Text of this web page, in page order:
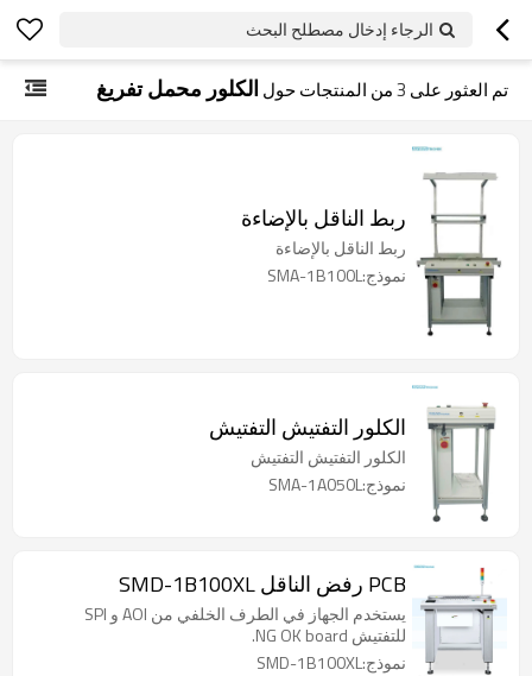
الرجاء إدخال مصطلح البحث
تم العثور على 3من المنتجات حول الكلور محمل تفريغ
ربط الناقل بالإضاءة
ربط الناقل بالإضاءة
نموذج:SMA-1B100L
الكلور التفتيش التفتيش
الكلور التفتيش التفتيش
نموذج:SMA-1A050L
PCB رفض الناقل SMD-1B100XL
يستخدم الجهاز في الطرف الخلفي من AOI و SPI
للتفتيش NG OK board.
نموذج:SMD-1B100XL